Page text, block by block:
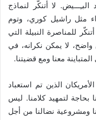
لا أتنكّر لنماذج
مثل راشيل كوري، وتوم
للمناصرة النبيلة التي
لا يمكن نكرانه، في
معنا ومع قضيتنا.
الذين تم استعباد
بحاجة لتمهيد كلامنا. ليس
ومشروعية نضالنا من أجل